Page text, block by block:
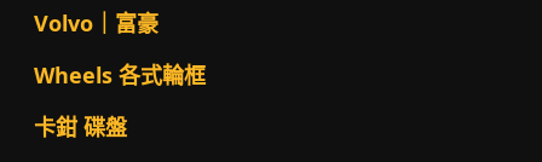
Volvo｜富豪
Wheels 各式輪框
卡鉗 碟盤